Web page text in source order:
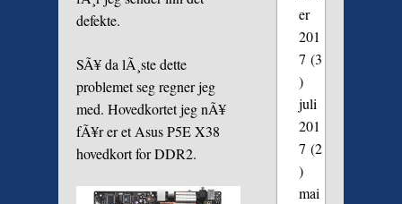
defekte.
SÃ¥ da lÃ¸ste dette
problemet seg regner jeg
med. Hovedkortet jeg nÃ¥
fÃ¥r er et Asus P5E X38
hovedkort for DDR2.
er
201
7 (3
)
juli
201
7 (2
)
mai